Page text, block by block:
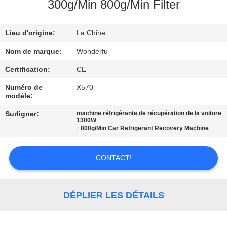
DE
QUALITÉ
CONTACTEZ-
NOUS
DEMANDEZ
UNE
CITATION
300g/Min 800g/Min Filter
Lieu d'origine: La Chine
Nom de marque: Wonderfu
Certification: CE
Numéro de
modèle:
X570
Surligner:
machine réfrigérante de récupération de la voiture
1300W
,800g/Min Car Refrigerant Recovery Machine
CONTACT!
DÉPLIER LES DÉTAILS